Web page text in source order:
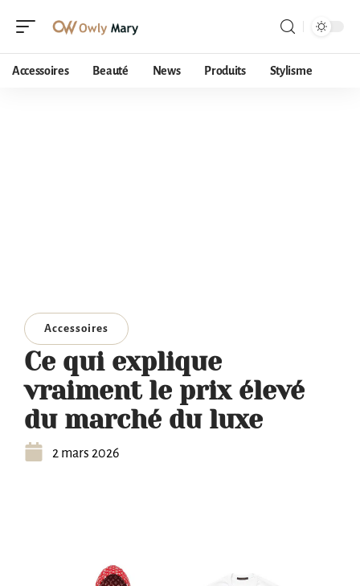
Accessoires Beauté News Produits Stylisme
Accessoires
Ce qui explique
vraiment le prix élevé
du marché du luxe
2 mars 2026